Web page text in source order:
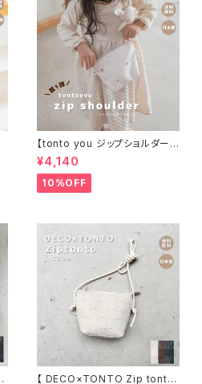
【tonto you ジップショルダー
Sサイズ】
¥4,140
10%OFF
【 DECO×TONTO Zip tonto